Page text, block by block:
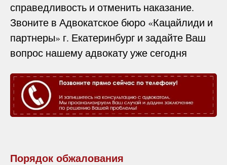
справедливость и отменить наказание.
Звоните в Адвокатское бюро «Кацайлиди и
партнеры» г. Екатеринбург и задайте Ваш
вопрос нашему адвокату уже сегодня
Порядок обжалования